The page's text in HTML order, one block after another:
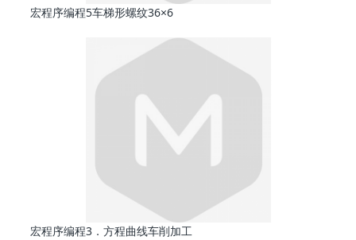
宏程序编程5车梯形螺纹36×6
宏程序编程3．方程曲线车削加工